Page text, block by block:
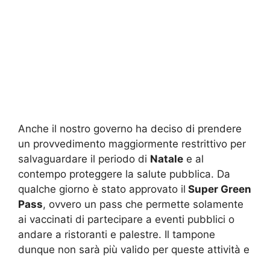
Anche il nostro governo ha deciso di prendere
un provvedimento maggiormente restrittivo per
salvaguardare il periodo di Natale e al
contempo proteggere la salute pubblica. Da
qualche giorno è stato approvato il Super Green
Pass, ovvero un pass che permette solamente
ai vaccinati di partecipare a eventi pubblici o
andare a ristoranti e palestre. Il tampone
dunque non sarà più valido per queste attività e